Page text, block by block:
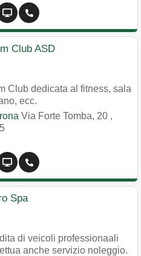
Club ASD
Club dedicata al fitness, sala
ecc.
Via Forte Tomba, 20 ,
Spa
di veicoli professionaali
anche servizio noleggio.